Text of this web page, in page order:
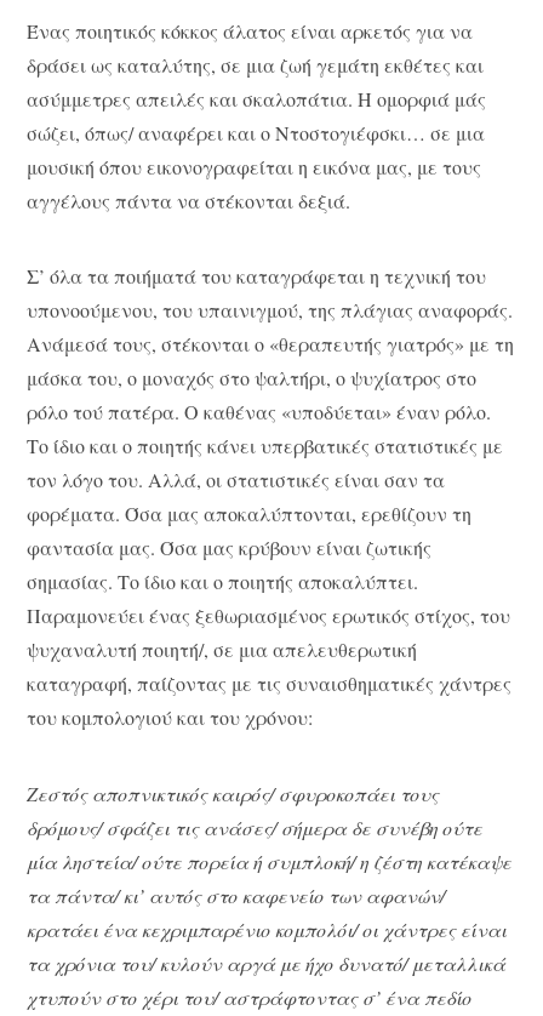
Ένας ποιητικός κόκκος άλατος είναι αρκετός για να
δράσει ως καταλύτης, σε μια ζωή γεμάτη εκθέτες και
ασύμμετρες απειλές και σκαλοπάτια. Η ομορφιά μάς
σώζει, όπως/ αναφέρει και ο Ντοστογιέφσκι… σε μια
μουσική όπου εικονογραφείται η εικόνα μας, με τους
αγγέλους πάντα να στέκονται δεξιά.
Σ’ όλα τα ποιήματά του καταγράφεται η τεχνική του
υπονοούμενου, του υπαινιγμού, της πλάγιας αναφοράς.
Ανάμεσά τους, στέκονται ο «θεραπευτής γιατρός» με τη
μάσκα του, ο μοναχός στο ψαλτήρι, ο ψυχίατρος στο
ρόλο τού πατέρα. Ο καθένας «υποδύεται» έναν ρόλο.
Το ίδιο και ο ποιητής κάνει υπερβατικές στατιστικές με
τον λόγο του. Αλλά, οι στατιστικές είναι σαν τα
φορέματα. Όσα μας αποκαλύπτονται, ερεθίζουν τη
φαντασία μας. Όσα μας κρύβουν είναι ζωτικής
σημασίας. Το ίδιο και ο ποιητής αποκαλύπτει.
Παραμονεύει ένας ξεθωριασμένος ερωτικός στίχος, του
ψυχαναλυτή ποιητή/, σε μια απελευθερωτική
καταγραφή, παίζοντας με τις συναισθηματικές χάντρες
του κομπολογιού και του χρόνου:
Ζεστός αποπνικτικός καιρός/ σφυροκοπάει τους
δρόμους/ σφάζει τις ανάσες/ σήμερα δε συνέβη ούτε
μία ληστεία/ ούτε πορεία ή συμπλοκή/ η ζέστη κατέκαψε
τα πάντα/ κι’ αυτός στο καφενείο των αφανών/
κρατάει ένα κεχριμπαρένιο κομπολόι/ οι χάντρες είναι
τα χρόνια του/ κυλούν αργά με ήχο δυνατό/ μεταλλικά
χτυπούν στο χέρι του/ αστράφτοντας σ’ ένα πεδίο